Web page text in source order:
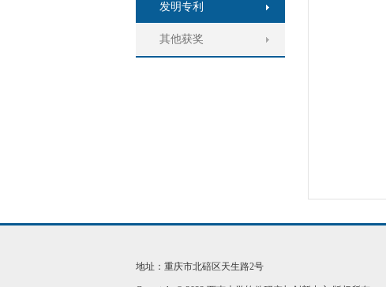
发明专利
其他获奖
地址：重庆市北碚区天生路2号